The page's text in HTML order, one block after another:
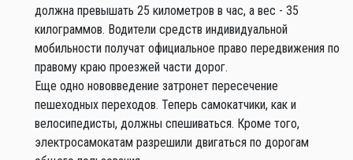
должна превышать 25 километров в час, а вес - 35
килограммов. Водители средств индивидуальной
мобильности получат официальное право передвижения по
правому краю проезжей части дорог.
Еще одно нововведение затронет пересечение
пешеходных переходов. Теперь самокатчики, как и
велосипедисты, должны спешиваться. Кроме того,
электросамокатам разрешили двигаться по дорогам